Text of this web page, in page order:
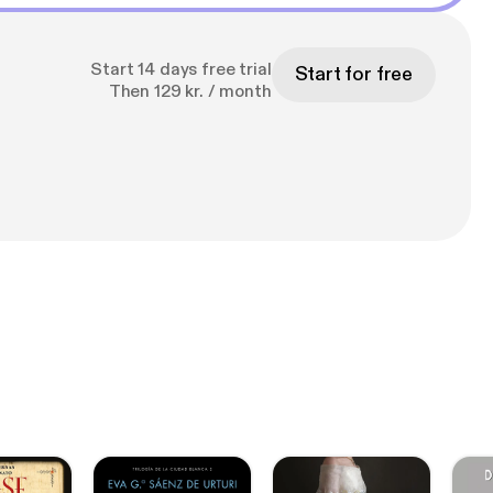
Start 14 days free trial
Then 129 kr. / month
Start for free